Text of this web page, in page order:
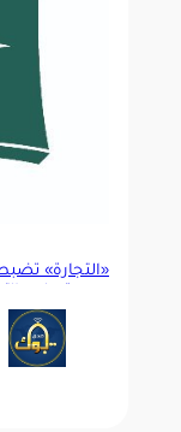
«التجارة»